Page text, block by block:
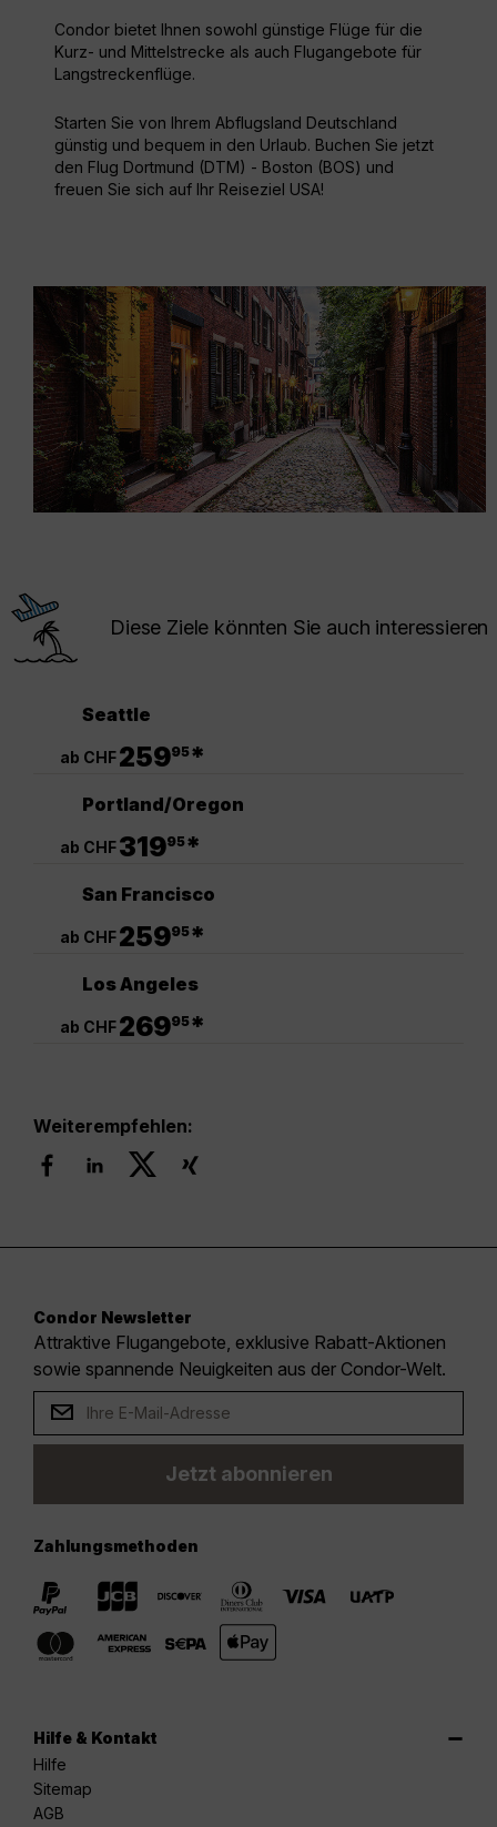
Condor bietet Ihnen sowohl günstige Flüge für die
Kurz- und Mittelstrecke als auch Flugangebote für
Langstreckenflüge.
Starten Sie von Ihrem Abflugsland Deutschland
günstig und bequem in den Urlaub. Buchen Sie jetzt
den Flug Dortmund (DTM) - Boston (BOS) und
freuen Sie sich auf Ihr Reiseziel USA!
Diese Ziele könnten Sie auch interessieren
Seattle
ab CHF25995*
Portland/Oregon
ab CHF31995*
San Francisco
ab CHF25995*
Los Angeles
ab CHF26995*
Weiterempfehlen:
Condor Newsletter
Attraktive Flugangebote, exklusive Rabatt-Aktionen
sowie spannende Neuigkeiten aus der Condor-Welt.
Jetzt abonnieren
Zahlungsmethoden
Hilfe & Kontakt
Hilfe
Sitemap
AGB